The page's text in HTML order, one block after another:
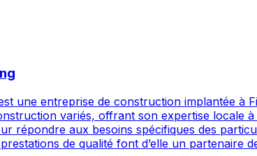
une entreprise de construction implantée à
variés, offrant son expertise locale
répondre aux besoins spécifiques des
de qualité font d’elle un